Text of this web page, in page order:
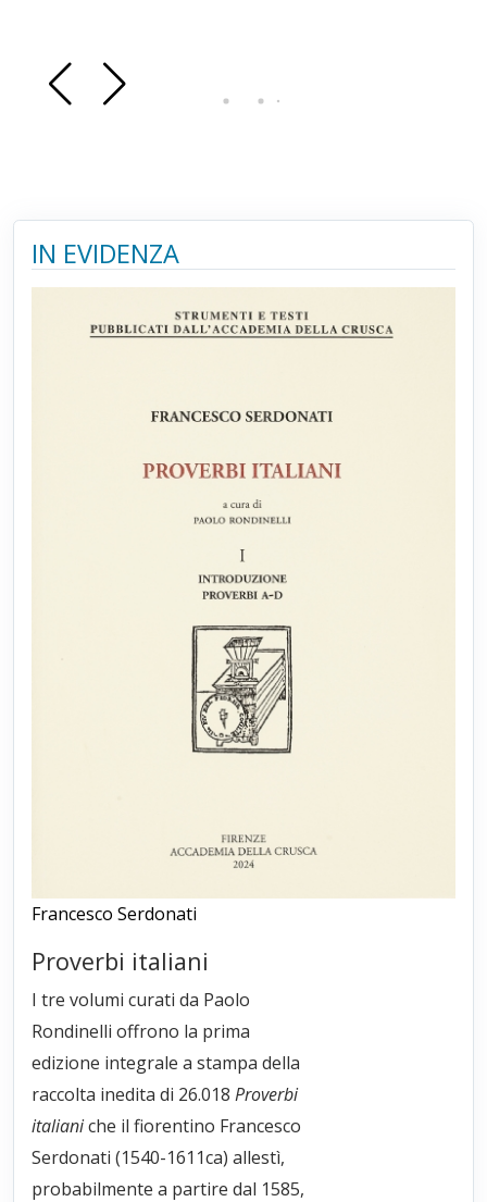
IN EVIDENZA
Francesco Serdonati
Proverbi italiani
I tre volumi curati da Paolo
Rondinelli offrono la prima
edizione integrale a stampa della
raccolta inedita di 26.018 Proverbi
italianiche il fiorentino Francesco
Serdonati (1540-1611ca) allestì,
probabilmente a partire dal 1585,